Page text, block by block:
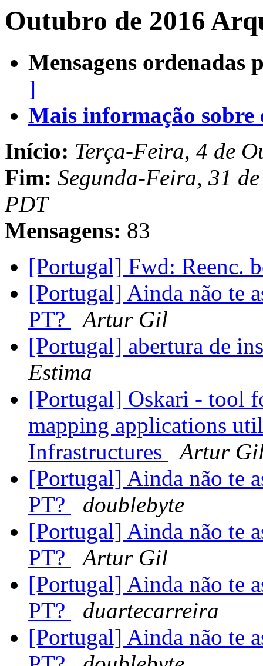
Outubro de 2016
Mensagens ordenadas
]
Mais informação sobre
Início: Terça-Feira, 4 de
Fim: Segunda-Feira, 31
PDT
Mensagens: 83
[Portugal] Fwd: Reenc.
[Portugal] Ainda não te
PT?
Artur Gil
[Portugal] abertura de
Estima
[Portugal] Oskari - tool
mapping applications
Infrastructures
Artur
[Portugal] Ainda não te
PT?
doublebyte
[Portugal] Ainda não te
PT?
Artur Gil
[Portugal] Ainda não te
PT?
duartecarreira
[Portugal] Ainda não te